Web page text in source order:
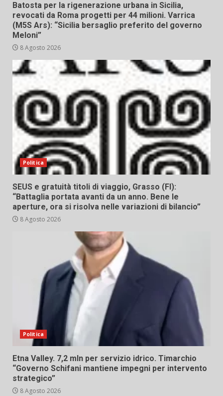
Batosta per la rigenerazione urbana in Sicilia,
revocati da Roma progetti per 44 milioni. Varrica
(M5S Ars): “Sicilia bersaglio preferito del governo
Meloni”
8 Agosto 2026
Politica
SEUS e gratuità titoli di viaggio, Grasso (FI):
“Battaglia portata avanti da un anno. Bene le
aperture, ora si risolva nelle variazioni di bilancio”
8 Agosto 2026
Politica
Etna Valley. 7,2 mln per servizio idrico. Timarchio
“Governo Schifani mantiene impegni per intervento
strategico”
8 Agosto 2026